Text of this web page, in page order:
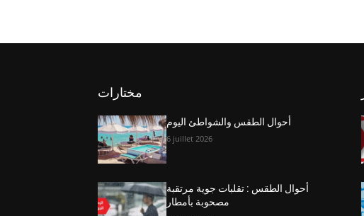
مختارات
أحوال الطقس والشواطئ اليوم
6 juillet 2026
أحوال الطقس : تقلبات جوية مرتقبة
مصحوبة بأمطار